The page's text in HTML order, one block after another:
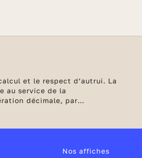
et le respect d’autrui. La
au service de la
décimale, par
Nos affiches